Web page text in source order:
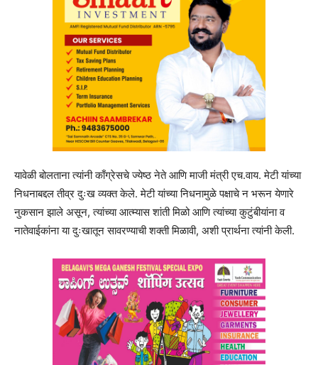
यावेळी बोलताना त्यांनी काँग्रेसचे ज्येष्ठ नेते आणि माजी मंत्री एच.वाय. मेटी यांच्या
निधनाबद्दल तीव्र दुःख व्यक्त केले. मेटी यांच्या निधनामुळे पक्षाचे न भरून येणारे
नुकसान झाले असून, त्यांच्या आत्म्यास शांती मिळो आणि त्यांच्या कुटुंबीयांना व
नातेवाईकांना या दुःखातून सावरण्याची शक्ती मिळावी, अशी प्रार्थना त्यांनी केली.